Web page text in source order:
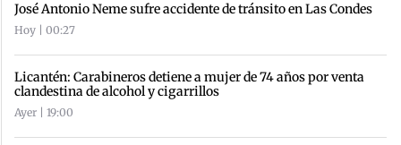
José Antonio Neme sufre accidente de tránsito en Las Condes
Hoy | 00:27
Licantén: Carabineros detiene a mujer de 74 años por venta
clandestina de alcohol y cigarrillos
Ayer | 19:00